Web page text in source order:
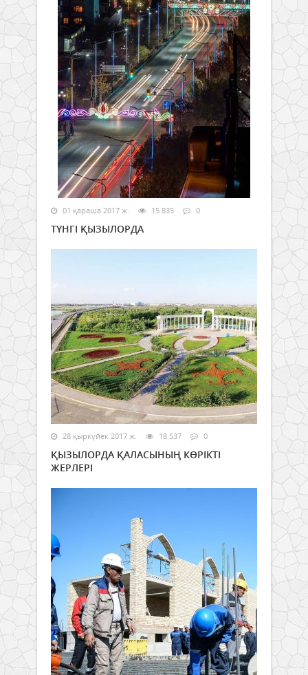
01 қараша 2017 ж. 15 835 0
ТҮНГІ ҚЫЗЫЛОРДА
28 қыркүйек 2017 ж. 18 537 0
ҚЫЗЫЛОРДА ҚАЛАСЫНЫҢ КӨРІКТІ
ЖЕРЛЕРІ